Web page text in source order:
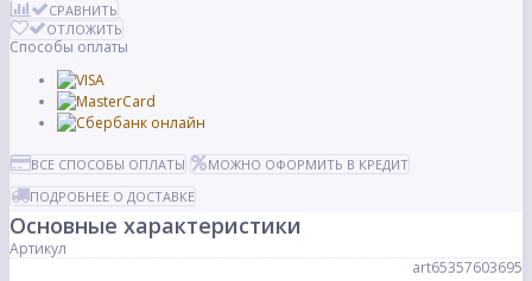
СРАВНИТЬ
ОТЛОЖИТЬ
Способы оплаты
ВСЕ СПОСОБЫ ОПЛАТЫ
МОЖНО ОФОРМИТЬ В КРЕДИТ
ПОДРОБНЕЕ О ДОСТАВКЕ
Основные характеристики
Артикул
art65357603695